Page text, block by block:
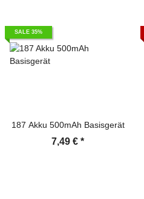
SALE 35%
187 Akku 500mAh Basisgerät
7,49 € *